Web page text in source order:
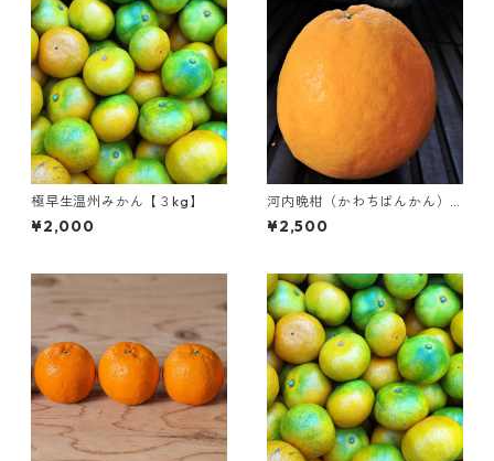
極早生温州みかん【３kg】
¥2,000
河内晩柑（かわちばんかん）
【５kg】
¥2,500